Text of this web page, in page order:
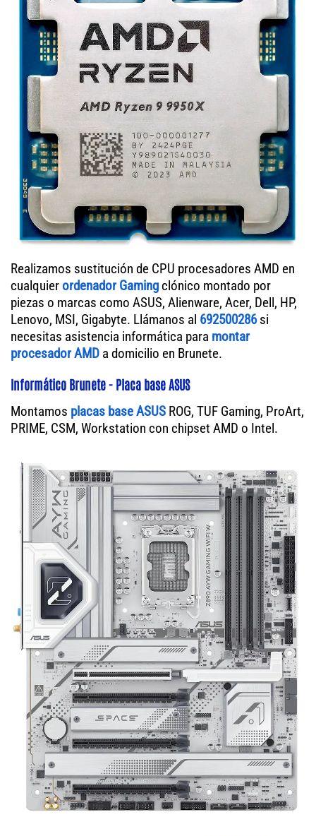
Realizamos sustitución de CPU procesadores AMD en
cualquierordenador Gaming clónico montado por
piezas o marcas como ASUS, Alienware, Acer, Dell, HP,
Lenovo, MSI, Gigabyte. Llámanos al 692500286si
necesitas asistencia informática para montar
procesador AMD a domicilio en Brunete.
Informático Brunete - Placa base ASUS
Montamos placas base ASUS ROG, TUF Gaming, ProArt,
PRIME, CSM, Workstation con chipset AMD o Intel.